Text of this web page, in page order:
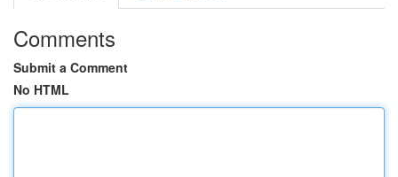
Comments
Submit a Comment
No HTML